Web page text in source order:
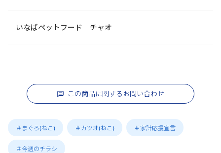
いなばペットフード チャオ
この商品に関するお問い合わせ
＃まぐろ(ねこ) ＃カツオ(ねこ) ＃家計応援宣言
＃今週のチラシ